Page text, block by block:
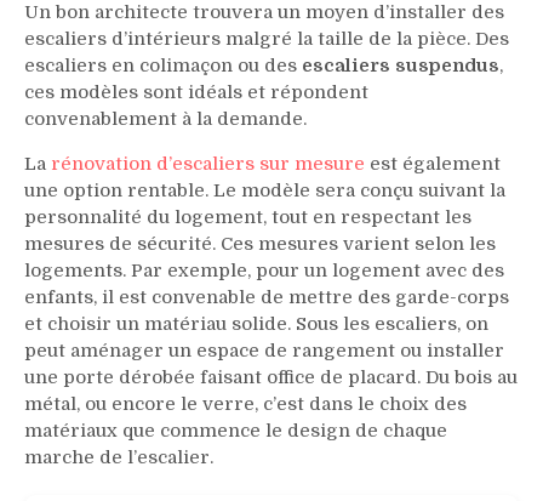
Un bon architecte trouvera un moyen d’installer des
escaliers d’intérieurs malgré la taille de la pièce. Des
escaliers en colimaçon ou des escaliers suspendus,
ces modèles sont idéals et répondent
convenablement à la demande.
La rénovation d’escaliers sur mesure est également
une option rentable. Le modèle sera conçu suivant la
personnalité du logement, tout en respectant les
mesures de sécurité. Ces mesures varient selon les
logements. Par exemple, pour un logement avec des
enfants, il est convenable de mettre des garde-corps
et choisir un matériau solide. Sous les escaliers, on
peut aménager un espace de rangement ou installer
une porte dérobée faisant office de placard. Du bois au
métal, ou encore le verre, c’est dans le choix des
matériaux que commence le design de chaque
marche de l’escalier.